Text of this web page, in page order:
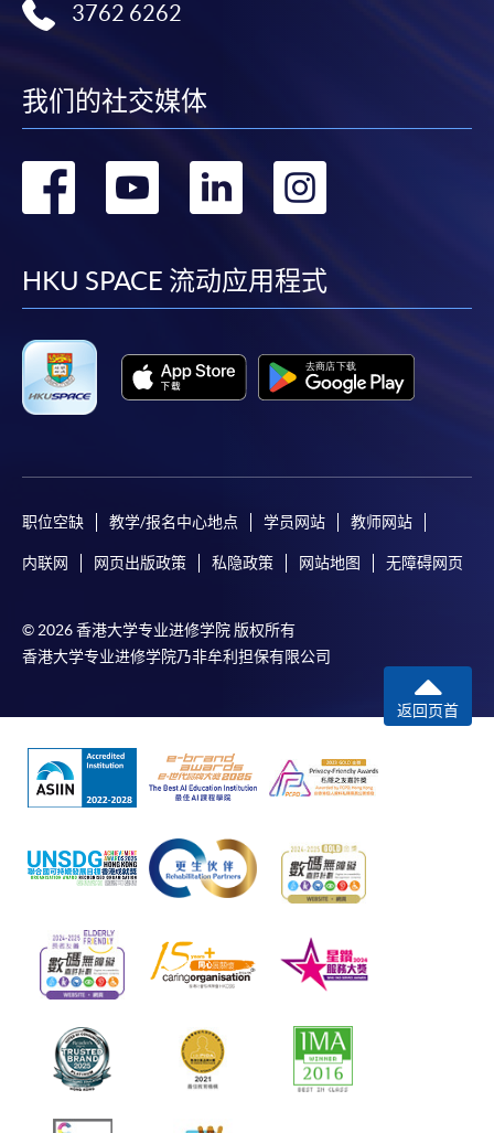
3762 6262
我们的社交媒体
转
facebook
转
youtube
转
linkedin
转
HKU SPACE 流动应用程式
职位空缺 教学/报名中心地点 学员网站 教师网站
内联网 网页出版政策 私隐政策 网站地图 无障碍网页
© 2026 香港大学专业进修学院 版权所有
香港大学专业进修学院乃非牟利担保有限公司
返回页首